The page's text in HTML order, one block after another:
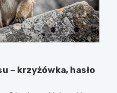
– krzyżówka, hasło